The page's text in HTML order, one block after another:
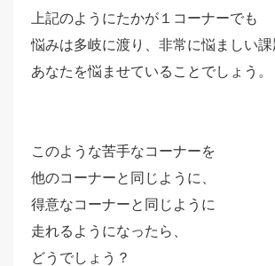
上記のようにたかが１コーナーでも
悩みは多岐に渡り、非常に悩ましい課
あなたを悩ませていることでしょう。
このような苦手なコーナーを
他のコーナーと同じように、
得意なコーナーと同じように
走れるようになったら、
どうでしょう？